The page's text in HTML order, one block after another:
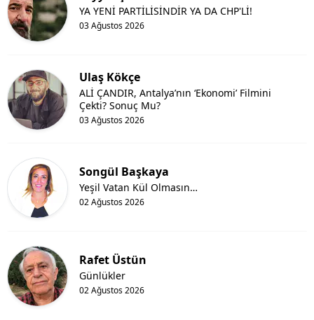
03 Ağustos 2026
YA YENİ PARTİLİSİNDİR YA DA CHP'Lİ!
Ulaş Kökçe
03 Ağustos 2026
ALİ ÇANDIR, Antalya’nın ‘Ekonomi’ Filmini
Çekti? Sonuç Mu?
Songül Başkaya
02 Ağustos 2026
Yeşil Vatan Kül Olmasın…
Rafet Üstün
02 Ağustos 2026
Günlükler